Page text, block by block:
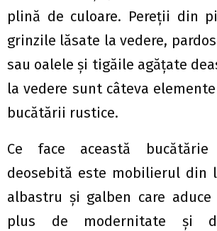
plină de culoare. Pereții din
grinzile lăsate la vedere,
sau oalele și tigăile agățate
la vedere sunt câteva
bucătării rustice.
Ce face această
deosebită este mobilierul din
albastru și galben care
plus de modernitate și